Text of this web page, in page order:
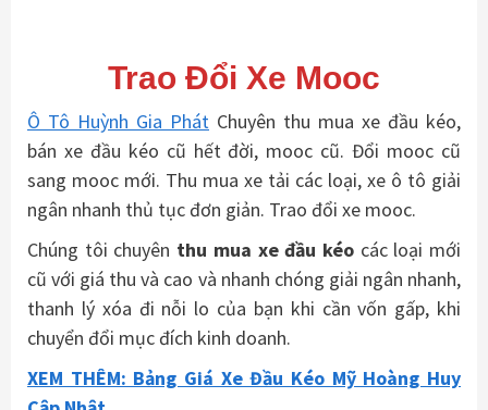
Trao Đổi Xe Mooc
Ô Tô Huỳnh Gia Phát Chuyên thu mua xe đầu kéo,
bán xe đầu kéo cũ hết đời, mooc cũ. Đổi mooc cũ
sang mooc mới. Thu mua xe tải các loại, xe ô tô giải
ngân nhanh thủ tục đơn giản. Trao đổi xe mooc.
Chúng tôi chuyên thu mua xe đầu kéocác loại mới
cũ với giá thu và cao và nhanh chóng giải ngân nhanh,
thanh lý xóa đi nỗi lo của bạn khi cần vốn gấp, khi
chuyển đổi mục đích kinh doanh.
XEM THÊM: Bảng Giá Xe Đầu Kéo Mỹ Hoàng Huy